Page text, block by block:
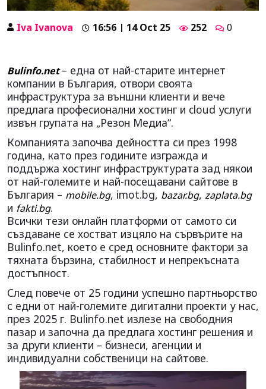
Iva Ivanova 16:56 | 14 Oct 25 252 0
Bulinfo.net – една от най-старите интернет
компании в България, отвори своята
инфраструктура за външни клиенти и вече
предлага професионални хостинг и cloud услуги
извън групата на „Резон Медиа“.
Компанията започва дейността си през 1998
година, като през годините изгражда и
поддържа хостинг инфраструктурата зад някои
от най-големите и най-посещавани сайтове в
България – mobile.bg, imot.bg, bazar.bg, zaplata.bg
и fakti.bg.
Всички тези онлайн платформи от самото си
създаване се хостват изцяло на сървърите на
Bulinfo.net, което е сред основните фактори за
тяхната бързина, стабилност и непрекъсната
достъпност.
След повече от 25 години успешно партньорство
с едни от най-големите дигитални проекти у нас,
през 2025 г. Bulinfo.net излезе на свободния
пазар и започна да предлага хостинг решения и
за други клиенти – бизнеси, агенции и
индивидуални собственици на сайтове.